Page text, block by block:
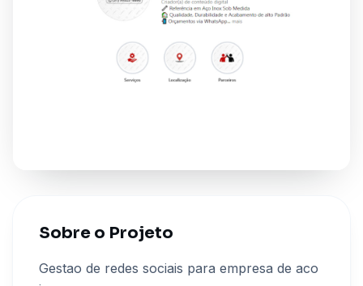
Sobre o Projeto
Gestao de redes sociais para empresa de aco